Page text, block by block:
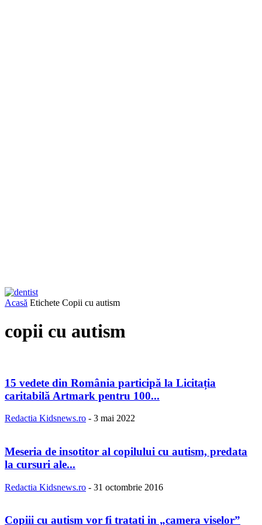
Acasă Etichete Copii cu autism
copii cu autism
15 vedete din România participă la Licitația
caritabilă Artmark pentru 100...
Redactia Kidsnews.ro - 3 mai 2022
Meseria de insotitor al copilului cu autism, predata
la cursuri ale...
Redactia Kidsnews.ro - 31 octombrie 2016
Copiii cu autism vor fi tratati in „camera viselor”